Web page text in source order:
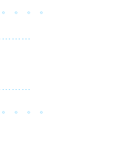
。 。 。
。 。 。